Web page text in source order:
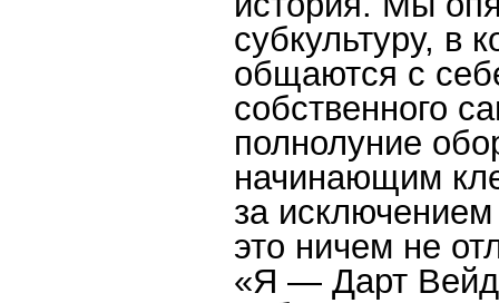
субкультуру, в
общаются с
собственного
полнолуние
начинающим
за
это ничем не
«Я — Дарт